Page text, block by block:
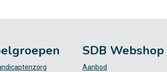
SDB Webshop
Aanbod